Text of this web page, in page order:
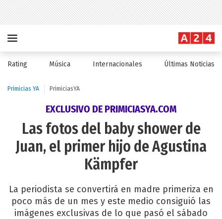
Rating Música Internacionales Últimas Noticias
Primicias YA PrimiciasYA
EXCLUSIVO DE PRIMICIASYA.COM
Las fotos del baby shower de
Juan, el primer hijo de Agustina
Kämpfer
La periodista se convertirá en madre primeriza en
poco más de un mes y este medio consiguió las
imágenes exclusivas de lo que pasó el sábado